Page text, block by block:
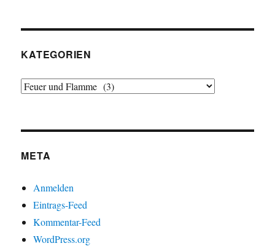
KATEGORIEN
Kategorien
META
Anmelden
Eintrags-Feed
Kommentar-Feed
WordPress.org